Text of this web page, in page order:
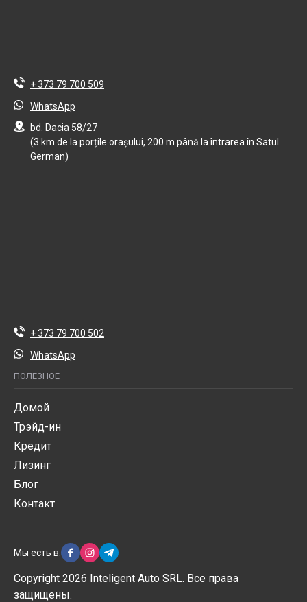
+ 373 79 700 509
WhatsApp
bd. Dacia 58/27
(3 km de la porțile orașului, 200 m până la întrarea în Satul
German)
+ 373 79 700 502
WhatsApp
ПОЛЕЗНОЕ
Домой
Трэйд-ин
Кредит
Лизинг
Блог
Контакт
Мы есть в:
Copyright 2026 Inteligent Auto SRL. Все права
защищены.